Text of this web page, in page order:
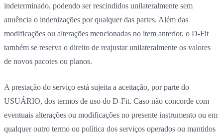
indeterminado, podendo ser rescindidos unilateralmente sem
anuência o indenizações por qualquer das partes. Além das
modificações ou alterações mencionadas no item anterior, o D-Fit
também se reserva o direito de reajustar unilateralmente os valores
de novos pacotes ou planos.
A prestação do serviço está sujeita a aceitação, por parte do
USUÁRIO, dos termos de uso do D-Fit. Caso não concorde com
eventuais alterações ou modificações no presente instrumento ou em
qualquer outro termo ou política dos serviços operados ou mantidos